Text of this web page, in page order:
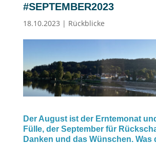
#SEPTEMBER2023
18.10.2023 | Rückblicke
Der August ist der Erntemonat
Fülle, der September für
Danken und das Wünschen. Was